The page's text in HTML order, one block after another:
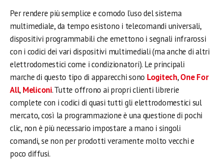
Per rendere più semplice e comodo l’uso del sistema
multimediale, da tempo esistono i telecomandi universali,
dispositivi programmabili che emettono i segnali infrarossi
con i codici dei vari dispositivi multimediali (ma anche di altri
elettrodomestici come i condizionatori). Le principali
marche di questo tipo di apparecchi sono Logitech,One For
All, Meliconi. Tutte offrono ai propri clienti librerie
complete con i codici di quasi tutti gli elettrodomestici sul
mercato, così la programmazione è una questione di pochi
clic, non è più necessario impostare a mano i singoli
comandi, se non per prodotti veramente molto vecchi e
poco diffusi.